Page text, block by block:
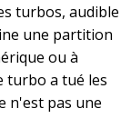
turbos, audible
une partition
ou à
turbo a tué les
n'est pas une